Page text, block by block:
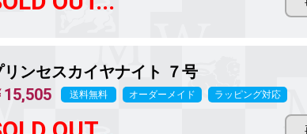
リンセスカイヤナイト ７号
15,505
送料無料 オーダーメイド ラッピング対応